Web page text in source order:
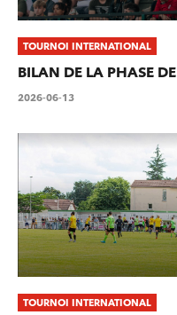
TOURNOI INTERNATIONAL
BILAN DE LA PHASE
2026-06-13
TOURNOI INTERNATIONAL